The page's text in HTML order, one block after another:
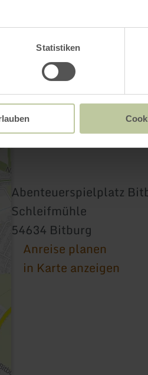
Statistiken
Abenteuerspielplatz
Schleifmühle
54634 Bitburg
Anreise planen
in Karte anzeigen